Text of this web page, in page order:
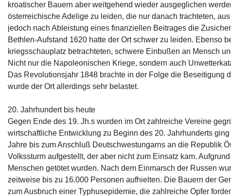
kroatischer Bauern aber weitgehend wieder ausge­glichen
österreichische Adelige zu leiden, die nur da­nach trachteten,
jedoch nach Ab­leistung eines finanziellen Bei­trages die
Bethlen-Aufstand 1620 hatte der Ort schwer zu leiden.
kriegsschauplatz betrachteten, schwere Einbußen an Mensch
Nicht nur die Napoleonischen Kriege, sondern auch
Das Revolutionsjahr 1848 brachte in der Folge die Beseitigung
wurde der Ort allerdings sehr belastet.
20. Jahrhundert bis heute
Gegen Ende des 19. Jh.s wurden im Ort zahlreiche Vereine
wirtschaftliche Entwicklung zu Beginn des 20. Jahrhunderts
Jahre bis zum Anschluß Deutschwestungarns an die Republik
Volkssturm aufgestellt, der aber nicht zum Einsatz kam.
Menschen getötet wurden. Nach dem Ein­marsch der Russen
zeitweise bis zu 16.000 Personen aufhielten. Die Bauern der
zum Aus­bruch einer Typhusepidemie, die zahlreiche Opfer